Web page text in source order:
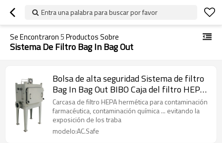
Entra una palabra para buscar por favor
Se Encontraron5Productos Sobre
Sistema De Filtro Bag In Bag Out
Bolsa de alta seguridad Sistema de filtro
Bag In Bag Out BIBO Caja del filtro HEPA
Unidad colectora de la caja del filtro
Carcasa de filtro HEPA hermética para contaminación
farmacéutica, contaminación química ... evitando la
exposición de los traba
modelo:AC.Safe